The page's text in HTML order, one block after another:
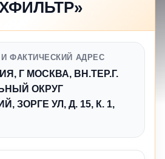
ФАКТИЧЕСКИЙ АДРЕС
Г МОСКВА, ВН.ТЕР.Г.
ОКРУГ
ЗОРГЕ УЛ, Д. 15, К. 1,